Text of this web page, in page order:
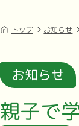
トップ お知らせ
お知らせ
親子で